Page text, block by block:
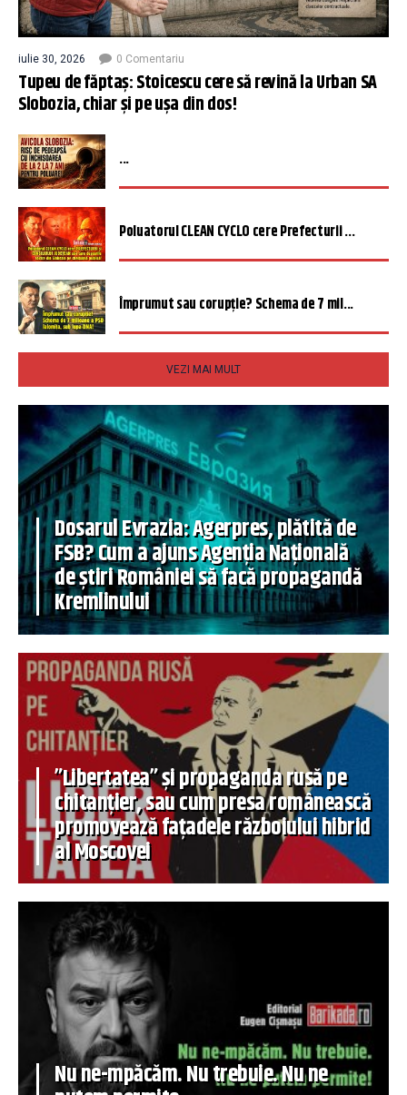
iulie 30, 2026 0 Comentariu
Tupeu de făptaș: Stoicescu cere să revină la Urban SA
Slobozia, chiar și pe ușa din dos!
...
Poluatorul CLEAN CYCLO cere Prefecturii ...
Împrumut sau corupție? Schema de 7 mil...
VEZI MAI MULT
Dosarul Evrazia: Agerpres, plătită de
FSB? Cum a ajuns Agenția Națională
de știri României să facă propagandă
Kremlinului
”Libertatea” și propaganda rusă pe
chitanțier, sau cum presa românească
promovează fațadele războiului hibrid
al Moscovei
Nu ne-mpăcăm. Nu trebuie. Nu ne